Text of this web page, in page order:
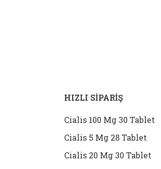
HIZLI SİPARİŞ
Cialis 100 Mg 30 Tablet
Cialis 5 Mg 28 Tablet
Cialis 20 Mg 30 Tablet